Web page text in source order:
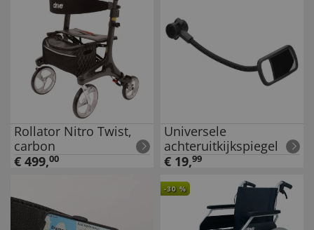
Rollator Nitro Twist,
carbon
€ 499,00
Universele
achteruitkijkspiegel
€ 19,99
-30 %